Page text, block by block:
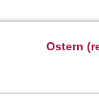
Ostern